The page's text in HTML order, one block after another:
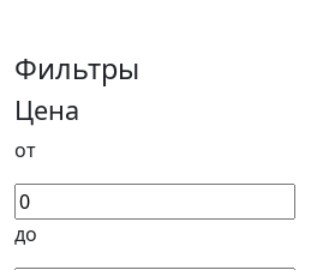
Фильтры
Цена
от
до